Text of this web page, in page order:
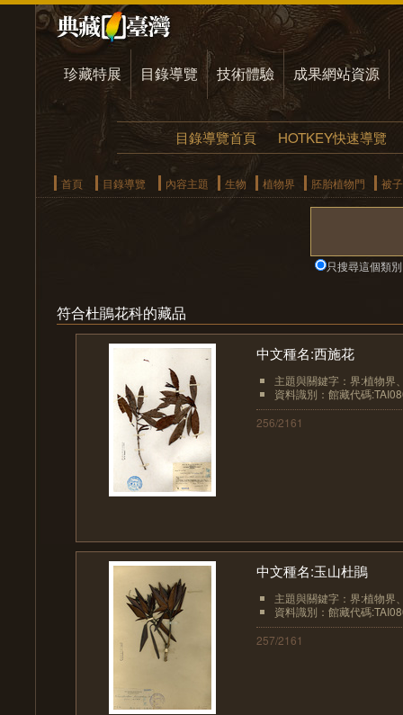
珍藏特展 目錄導覽 技術體驗 成果網站資源
目錄導覽首頁 HOTKEY快速導覽
首頁 目錄導覽 內容主題 生物 植物界 胚胎植物門 被
只搜尋這個類別
符合杜鵑花科的藏品
中文種名:西施花
主題與關鍵字：界:植物界
資料識別：館藏代碼
256/2161
中文種名:玉山杜鵑
主題與關鍵字：界:植物界
資料識別：館藏代碼
257/2161